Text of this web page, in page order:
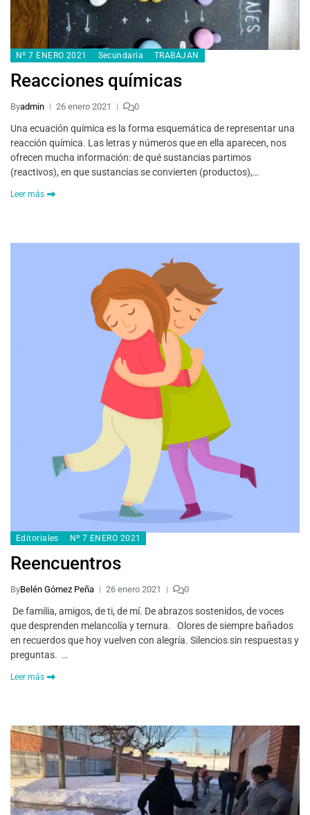
Nº 7 ENERO 2021 Secundaria TRABAJAN
Reacciones químicas
Byadmin 26 enero 2021 0
Una ecuación química es la forma esquemática de representar una
reacción química. Las letras y números que en ella aparecen, nos
ofrecen mucha información: de qué sustancias partimos
(reactivos), en que sustancias se convierten (productos),…
Leer más
Editoriales Nº 7 ENERO 2021
Reencuentros
ByBelén Gómez Peña 26 enero 2021 0
De familia, amigos, de ti, de mí. De abrazos sostenidos, de voces
que desprenden melancolía y ternura. Olores de siempre bañados
en recuerdos que hoy vuelven con alegría. Silencios sin respuestas y
preguntas. …
Leer más